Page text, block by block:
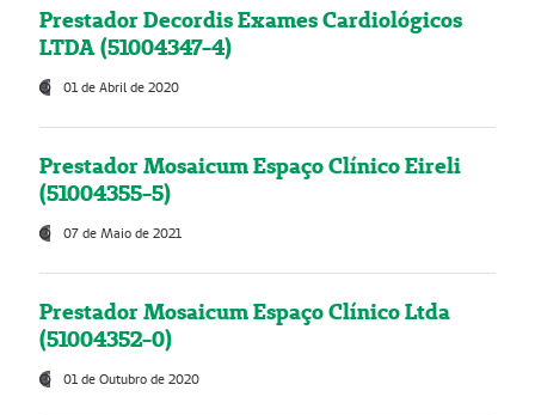
Prestador Decordis Exames Cardiológicos
LTDA (51004347-4)
01 de Abril de 2020
Prestador Mosaicum Espaço Clínico Eireli
(51004355-5)
07 de Maio de 2021
Prestador Mosaicum Espaço Clínico Ltda
(51004352-0)
01 de Outubro de 2020